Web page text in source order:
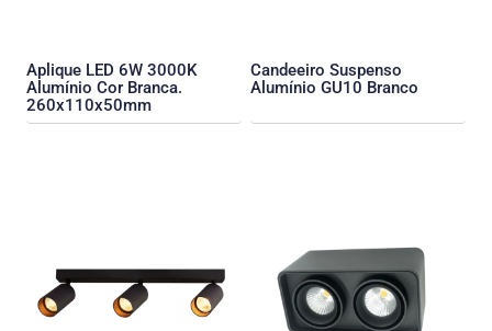
Aplique LED 6W 3000K
Alumínio Cor Branca.
260x110x50mm
Candeeiro Suspenso
Alumínio GU10 Branco